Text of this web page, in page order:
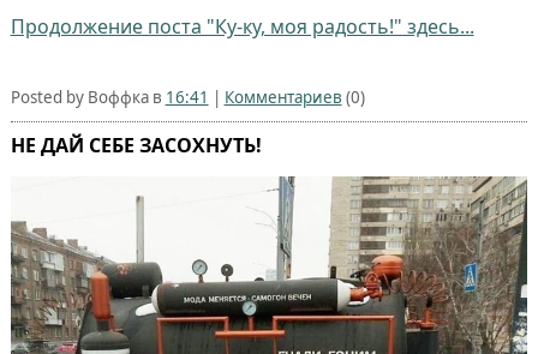
Продолжение поста "Ку-ку, моя радость!" здесь...
Posted by Воффка в 16:41 | Комментариев (0)
НЕ ДАЙ СЕБЕ ЗАСОХНУТЬ!